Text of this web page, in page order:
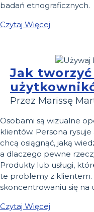
badań etnograficznych.
Czytaj Więcej
Jak
Przez Marissę
Osobami są wizualne
klientów. Persona
chcą osiągnąć, jaką
a dlaczego pewne
Produkty lub usługi,
te problemy z klientem.
skoncentrowaniu się na
Czytaj Więcej